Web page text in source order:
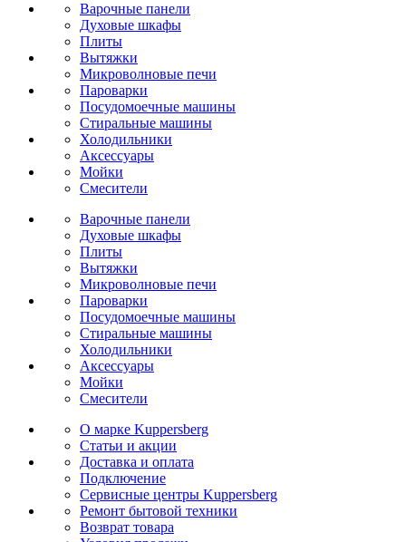
Варочные панели
Духовые шкафы
Плиты
Вытяжки
Микроволновые печи
Пароварки
Посудомоечные машины
Стиральные машины
Холодильники
Аксессуары
Мойки
Cмесители
Варочные панели
Духовые шкафы
Плиты
Вытяжки
Микроволновые печи
Пароварки
Посудомоечные машины
Стиральные машины
Холодильники
Аксессуары
Мойки
Cмесители
О марке Kuppersberg
Статьи и акции
Доставка и оплата
Подключение
Сервисные центры Kuppersberg
Ремонт бытовой техники
Возврат товара